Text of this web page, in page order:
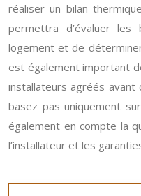
réaliser un bilan
permettra d’évaluer
logement et de
est également important
installateurs agréés avant
basez pas uniquement
également en compte la
l’installateur et les